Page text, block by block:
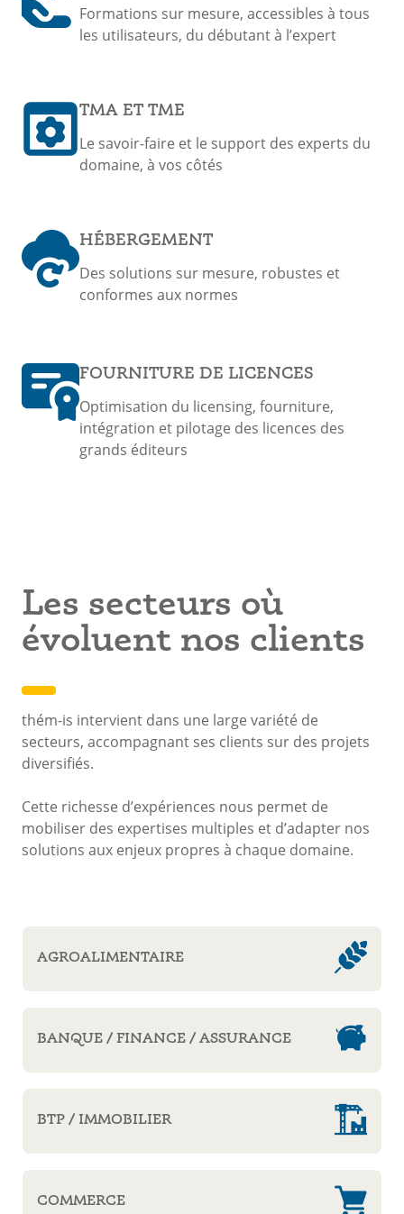
Formations sur mesure, accessibles à tous
les utilisateurs, du débutant à l’expert
TMA ET TME
Le savoir-faire et le support des experts du
domaine, à vos côtés
HÉBERGEMENT
Des solutions sur mesure, robustes et
conformes aux normes
FOURNITURE DE LICENCES
Optimisation du licensing, fourniture,
intégration et pilotage des licences des
grands éditeurs
Les secteurs où
évoluent nos clients
thém-is intervient dans une large variété de
secteurs, accompagnant ses clients sur des projets
diversifiés.
Cette richesse d’expériences nous permet de
mobiliser des expertises multiples et d’adapter nos
solutions aux enjeux propres à chaque domaine.
AGROALIMENTAIRE
BANQUE / FINANCE / ASSURANCE
BTP / IMMOBILIER
COMMERCE